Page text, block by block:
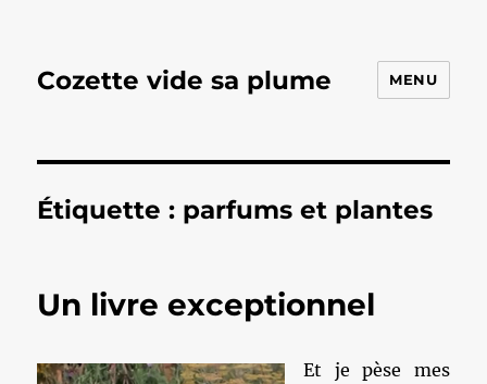
Cozette vide sa plume MENU
Étiquette : parfums et plantes
Un livre exceptionnel
Et je pèse mes